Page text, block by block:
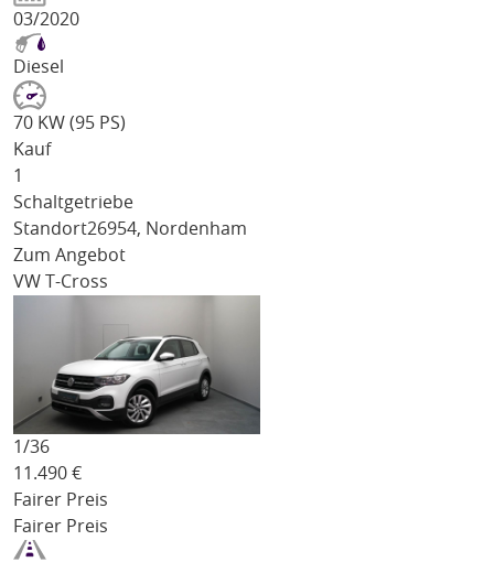
03/2020
Diesel
70 KW (95 PS)
Kauf
1
Schaltgetriebe
Standort26954, Nordenham
Zum Angebot
VW T-Cross
1/36
11.490 €
Fairer Preis
Fairer Preis